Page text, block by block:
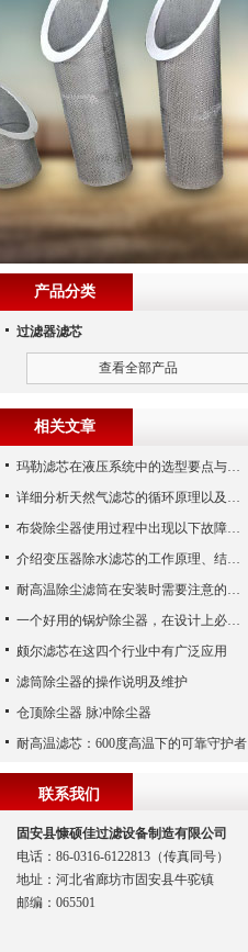
产品分类
过滤器滤芯
查看全部产品
相关文章
玛勒滤芯在液压系统中的选型要点与常见误区
详细分析天然气滤芯的循环原理以及使用特性
布袋除尘器使用过程中出现以下故障要怎么应对？
介绍变压器除水滤芯的工作原理、结构及优点
耐高温除尘滤筒在安装时需要注意的事项
一个好用的锅炉除尘器，在设计上必须满足这八个要求
颇尔滤芯在这四个行业中有广泛应用
滤筒除尘器的操作说明及维护
仓顶除尘器 脉冲除尘器
耐高温滤芯：600度高温下的可靠守护者
联系我们
固安县慷硕佳过滤设备制造有限公司
电话：86-0316-6122813（传真同号）
地址：河北省廊坊市固安县牛驼镇
邮编：065501